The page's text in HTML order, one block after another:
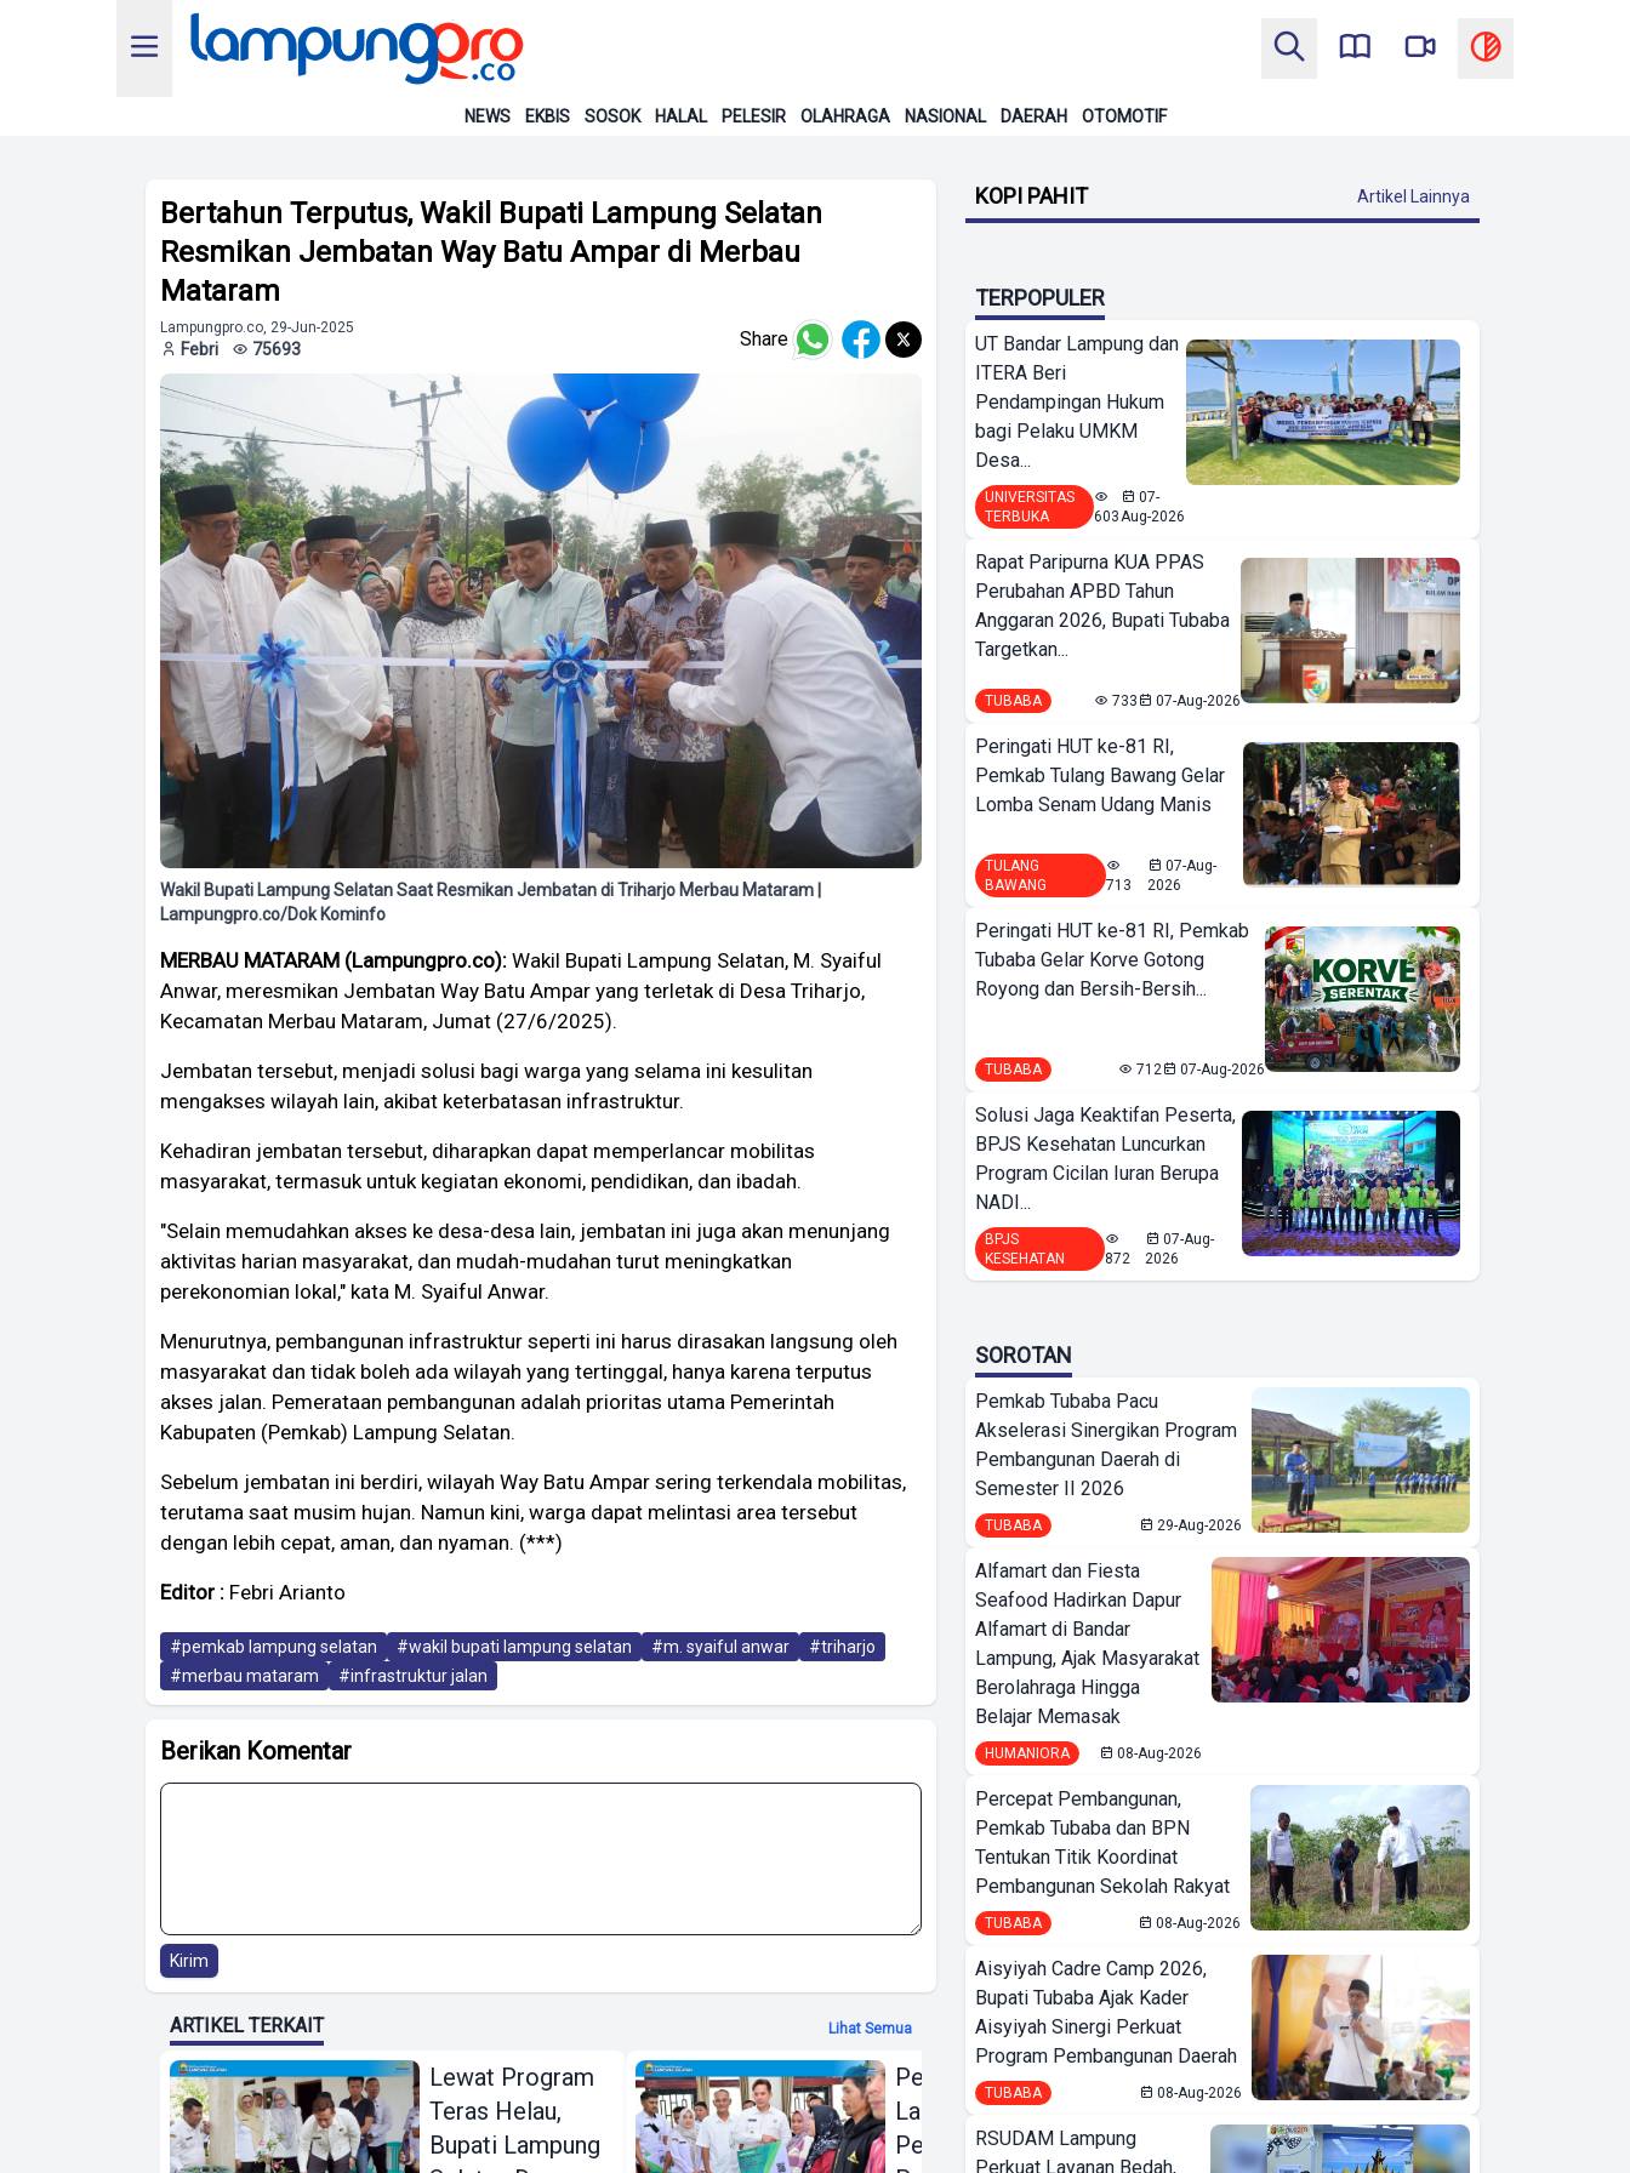
NEWS EKBIS SOSOK HALAL PELESIR OLAHRAGA NASIONAL DAERAH OTOMOTIF
Bertahun Terputus, Wakil Bupati Lampung Selatan
Resmikan Jembatan Way Batu Ampar di Merbau
Mataram
Lampungpro.co, 29-Jun-2025
Febri 75693 Share
Wakil Bupati Lampung Selatan Saat Resmikan Jembatan di Triharjo Merbau Mataram |
Lampungpro.co/Dok Kominfo
MERBAU MATARAM (Lampungpro.co): Wakil Bupati Lampung Selatan, M. Syaiful
Anwar, meresmikan Jembatan Way Batu Ampar yang terletak di Desa Triharjo,
Kecamatan Merbau Mataram, Jumat (27/6/2025).
Jembatan tersebut, menjadi solusi bagi warga yang selama ini kesulitan
mengakses wilayah lain, akibat keterbatasan infrastruktur.
Kehadiran jembatan tersebut, diharapkan dapat memperlancar mobilitas
masyarakat, termasuk untuk kegiatan ekonomi, pendidikan, dan ibadah.
"Selain memudahkan akses ke desa-desa lain, jembatan ini juga akan menunjang
aktivitas harian masyarakat, dan mudah-mudahan turut meningkatkan
perekonomian lokal," kata M. Syaiful Anwar.
Menurutnya, pembangunan infrastruktur seperti ini harus dirasakan langsung oleh
masyarakat dan tidak boleh ada wilayah yang tertinggal, hanya karena terputus
akses jalan. Pemerataan pembangunan adalah prioritas utama Pemerintah
Kabupaten (Pemkab) Lampung Selatan.
Sebelum jembatan ini berdiri, wilayah Way Batu Ampar sering terkendala mobilitas,
terutama saat musim hujan. Namun kini, warga dapat melintasi area tersebut
dengan lebih cepat, aman, dan nyaman. (***)
Editor : Febri Arianto
#pemkab lampung selatan #wakil bupati lampung selatan #m. syaiful anwar
#triharjo
#merbau mataram
#infrastruktur jalan
Berikan Komentar
Kirim
ARTIKEL TERKAIT Lihat Semua
Lewat Program
Teras Helau,
Bupati Lampung
Pemkab
Lampung Selatan
Perluas
Bupati Lampung
Terkesima Hasil
KOPI PAHIT Artikel Lainnya
TERPOPULER
UT Bandar Lampung dan
ITERA Beri
Pendampingan Hukum
bagi Pelaku UMKM
Desa...
UNIVERSITAS
TERBUKA
603
07-
Aug-2026
Rapat Paripurna KUA PPAS
Perubahan APBD Tahun
Anggaran 2026, Bupati Tubaba
Targetkan...
TUBABA 733 07-Aug-2026
Peringati HUT ke-81 RI,
Pemkab Tulang Bawang Gelar
Lomba Senam Udang Manis
TULANG
BAWANG
713
07-Aug-
2026
Peringati HUT ke-81 RI, Pemkab
Tubaba Gelar Korve Gotong
Royong dan Bersih-Bersih...
TUBABA 712 07-Aug-2026
Solusi Jaga Keaktifan Peserta,
BPJS Kesehatan Luncurkan
Program Cicilan Iuran Berupa
NADI...
BPJS
KESEHATAN
872
07-Aug-
2026
SOROTAN
Pemkab Tubaba Pacu
Akselerasi Sinergikan Program
Pembangunan Daerah di
Semester II 2026
TUBABA 29-Aug-2026
Alfamart dan Fiesta
Seafood Hadirkan Dapur
Alfamart di Bandar
Lampung, Ajak Masyarakat
Berolahraga Hingga
Belajar Memasak
HUMANIORA 08-Aug-2026
Percepat Pembangunan,
Pemkab Tubaba dan BPN
Tentukan Titik Koordinat
Pembangunan Sekolah Rakyat
TUBABA 08-Aug-2026
Aisyiyah Cadre Camp 2026,
Bupati Tubaba Ajak Kader
Aisyiyah Sinergi Perkuat
Program Pembangunan Daerah
TUBABA 08-Aug-2026
RSUDAM Lampung
Perkuat Layanan Bedah,